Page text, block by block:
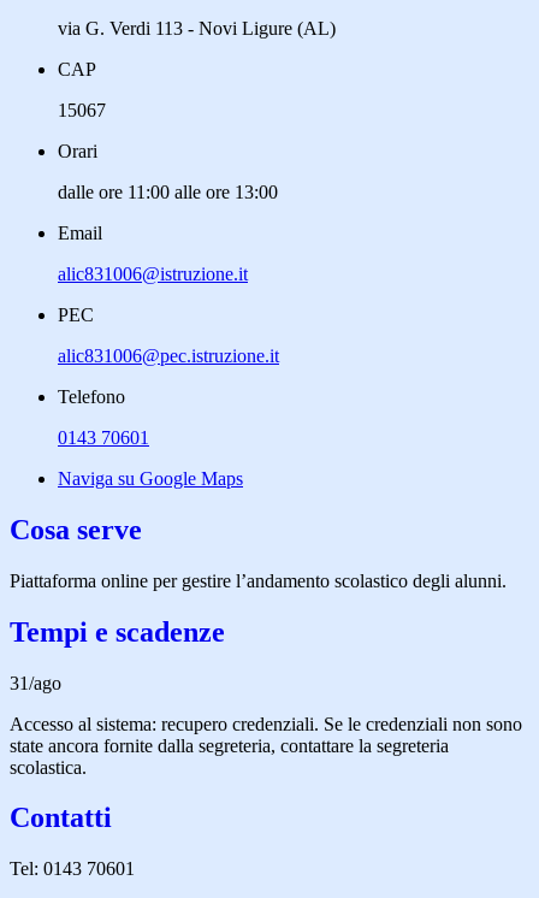
via G. Verdi 113 - Novi Ligure (AL)
CAP
15067
Orari
dalle ore 11:00 alle ore 13:00
Email
alic831006@istruzione.it
PEC
alic831006@pec.istruzione.it
Telefono
0143 70601
Naviga su Google Maps
Cosa serve
Piattaforma online per gestire l’andamento scolastico degli alunni.
Tempi e scadenze
31/ago
Accesso al sistema: recupero credenziali. Se le credenziali non sono
state ancora fornite dalla segreteria, contattare la segreteria
scolastica.
Contatti
Tel: 0143 70601